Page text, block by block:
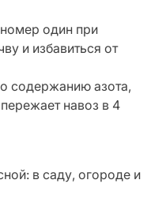
один при
и избавиться от
содержанию азота,
навоз в 4